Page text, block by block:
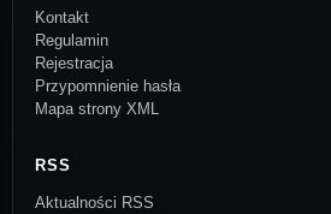
Kontakt
Regulamin
Rejestracja
Przypomnienie hasła
Mapa strony XML
RSS
Aktualności RSS